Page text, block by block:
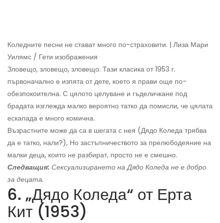
Коледните песни не стават много по-страховити. | Лиза Мари
Уилямс / Гети изображения
Зловещо, зловещо, зловещо. Тази класика от 1953 г.
първоначално е изпята от дете, което я прави още по-
обезпокоителна. С цялото целуване и гъделичкане под
брадата изглежда малко вероятно татко да помисли, че цялата
ескапада е много комична.
Възрастните може да са в шегата с нея (Дядо Коледа трябва
да е татко, нали?), Но застъпничеството за прелюбодеяние на
малки деца, които не разбират, просто не е смешно.
Следващия: Сексуализирането на Дядо Коледа не е добро
за децата.
6. „Дядо Коледа“ от Ерта
Кит (1953)